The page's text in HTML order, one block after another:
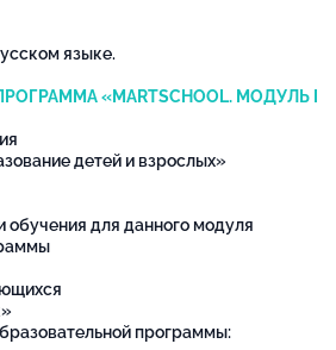
языке.
«MARTSCHOOL. МОДУЛЬ I
детей и взрослых»
обучения для данного модуля
программы: